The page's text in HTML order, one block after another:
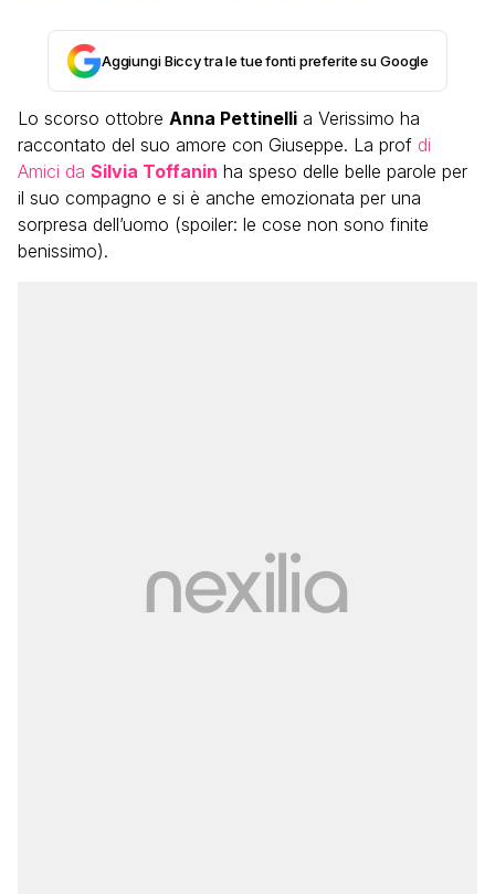
Aggiungi Biccy tra le tue fonti preferite su Google
Lo scorso ottobre Anna Pettinelli a Verissimo ha
raccontato del suo amore con Giuseppe. La prof di
Amici da Silvia Toffanin ha speso delle belle parole per
il suo compagno e si è anche emozionata per una
sorpresa dell’uomo (spoiler: le cose non sono finite
benissimo).